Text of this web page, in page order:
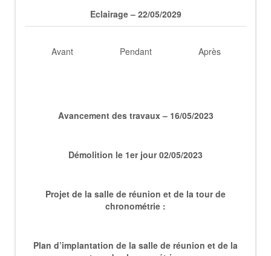
Eclairage – 22/05/2029
Avant Pendant Après
Avancement des travaux – 16/05/2023
Démolition le 1er jour 02/05/2023
Projet de la salle de réunion et de la tour de
chronométrie :
Plan d’implantation de la salle de réunion et de la